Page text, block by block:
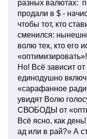
разных валютах:
продали в $ -
чтобы тот, кто
сменился:
волю тех, кто его
Но! Всё зависит
единодушно
«сарафанное
увидят Волю
СВОБОДЫ от
Всё ясно, как
ад или в рай?» А